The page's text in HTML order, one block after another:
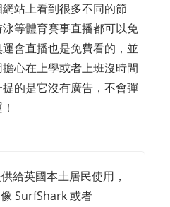
站上看到很多不同的節
泳等體育賽事直播都可以免
會直播也是免費看的，並
心在上學或者上班沒時間
的是它沒有廣告，不會彈
給英國本土居民使用，
SurfShark 或者